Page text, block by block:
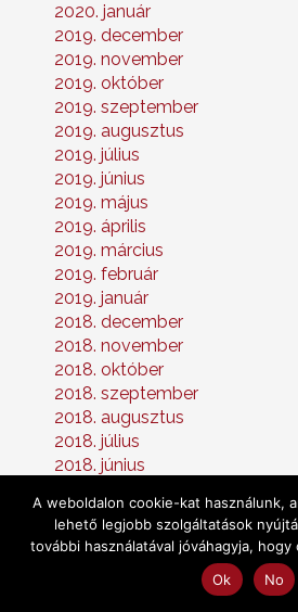
2020. január
2019. december
2019. november
2019. október
2019. szeptember
2019. augusztus
2019. július
2019. június
2019. május
2019. április
2019. március
2019. február
2019. január
2018. december
2018. november
2018. október
2018. szeptember
2018. augusztus
2018. július
2018. június
2018. április
2018. március
A weboldalon cookie-kat használunk,
lehető legjobb szolgáltatások
további használatával jóváhagyja,
Ok
No